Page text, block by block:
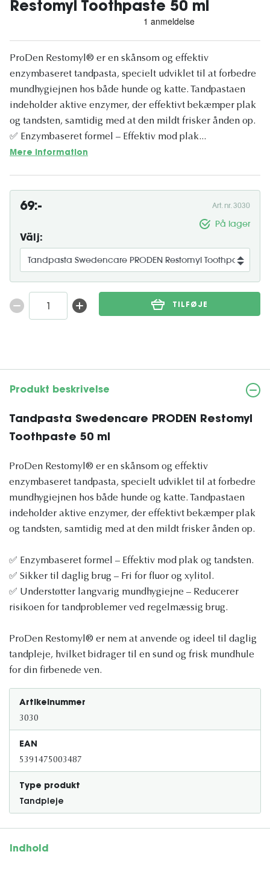
Restomyl Toothpaste 50 ml
ProDen Restomyl® er en skånsom og effektiv
enzymbaseret tandpasta, specielt udviklet til at forbedre
mundhygiejnen hos både hunde og katte. Tandpastaen
indeholder aktive enzymer, der effektivt bekæmper plak
og tandsten, samtidig med at den mildt frisker ånden op.
✅ Enzymbaseret formel – Effektiv mod plak...
Mere information
69:- Art. nr. 3030
På lager
Välj:
TILFØJE
Produkt beskrivelse
Tandpasta Swedencare PRODEN Restomyl
Toothpaste 50 ml
ProDen Restomyl® er en skånsom og effektiv
enzymbaseret tandpasta, specielt udviklet til at forbedre
mundhygiejnen hos både hunde og katte. Tandpastaen
indeholder aktive enzymer, der effektivt bekæmper plak
og tandsten, samtidig med at den mildt frisker ånden op.
✅ Enzymbaseret formel – Effektiv mod plak og tandsten.
✅ Sikker til daglig brug – Fri for fluor og xylitol.
✅ Understøtter langvarig mundhygiejne – Reducerer
risikoen for tandproblemer ved regelmæssig brug.
ProDen Restomyl® er nem at anvende og ideel til daglig
tandpleje, hvilket bidrager til en sund og frisk mundhule
for din firbenede ven.
Artikelnummer
3030
EAN
5391475003487
Type produkt
Tandpleje
Indhold